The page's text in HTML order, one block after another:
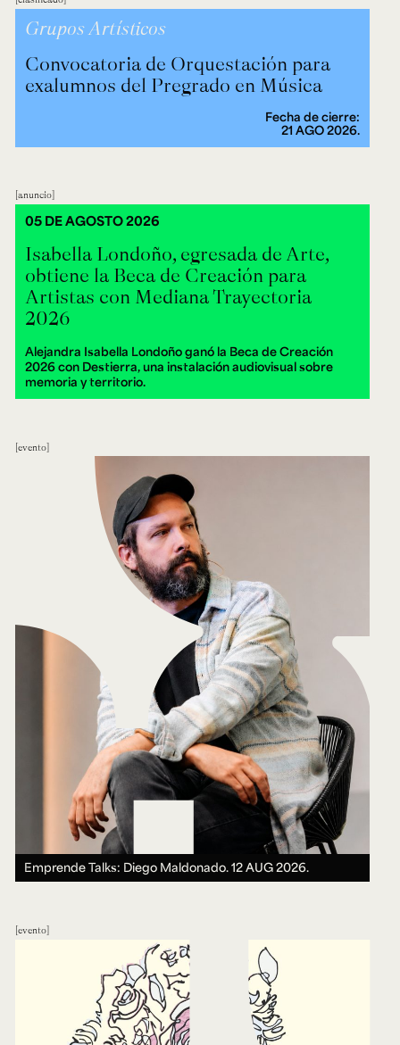
Grupos Artísticos
Convocatoria de Orquestación para
exalumnos del Pregrado en Música
Fecha de cierre:
21 AGO 2026.
anuncio
Isabella Londoño, egresada de Arte,
obtiene la Beca de Creación para
Artistas con Mediana Trayectoria
2026
Alejandra Isabella Londoño ganó la Beca de Creación
2026 con Destierra, una instalación audiovisual sobre
memoria y territorio.
05 DE AGOSTO 2026
evento
Emprende Talks: Diego Maldonado.12 AUG 2026.
evento